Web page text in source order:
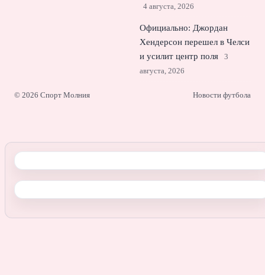
4 августа, 2026
Официально: Джордан
Хендерсон перешел в Челси
и усилит центр поля
3
августа, 2026
© 2026 Спорт Молния Новости футбола